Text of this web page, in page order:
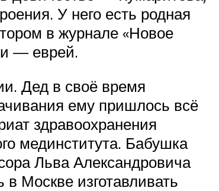
У него есть родная
в журнале «Новое
— еврей.
Дед в своё время
ему пришлось всё
здравоохранения
мединститута. Бабушка
Льва Александровича
Москве изготавливать